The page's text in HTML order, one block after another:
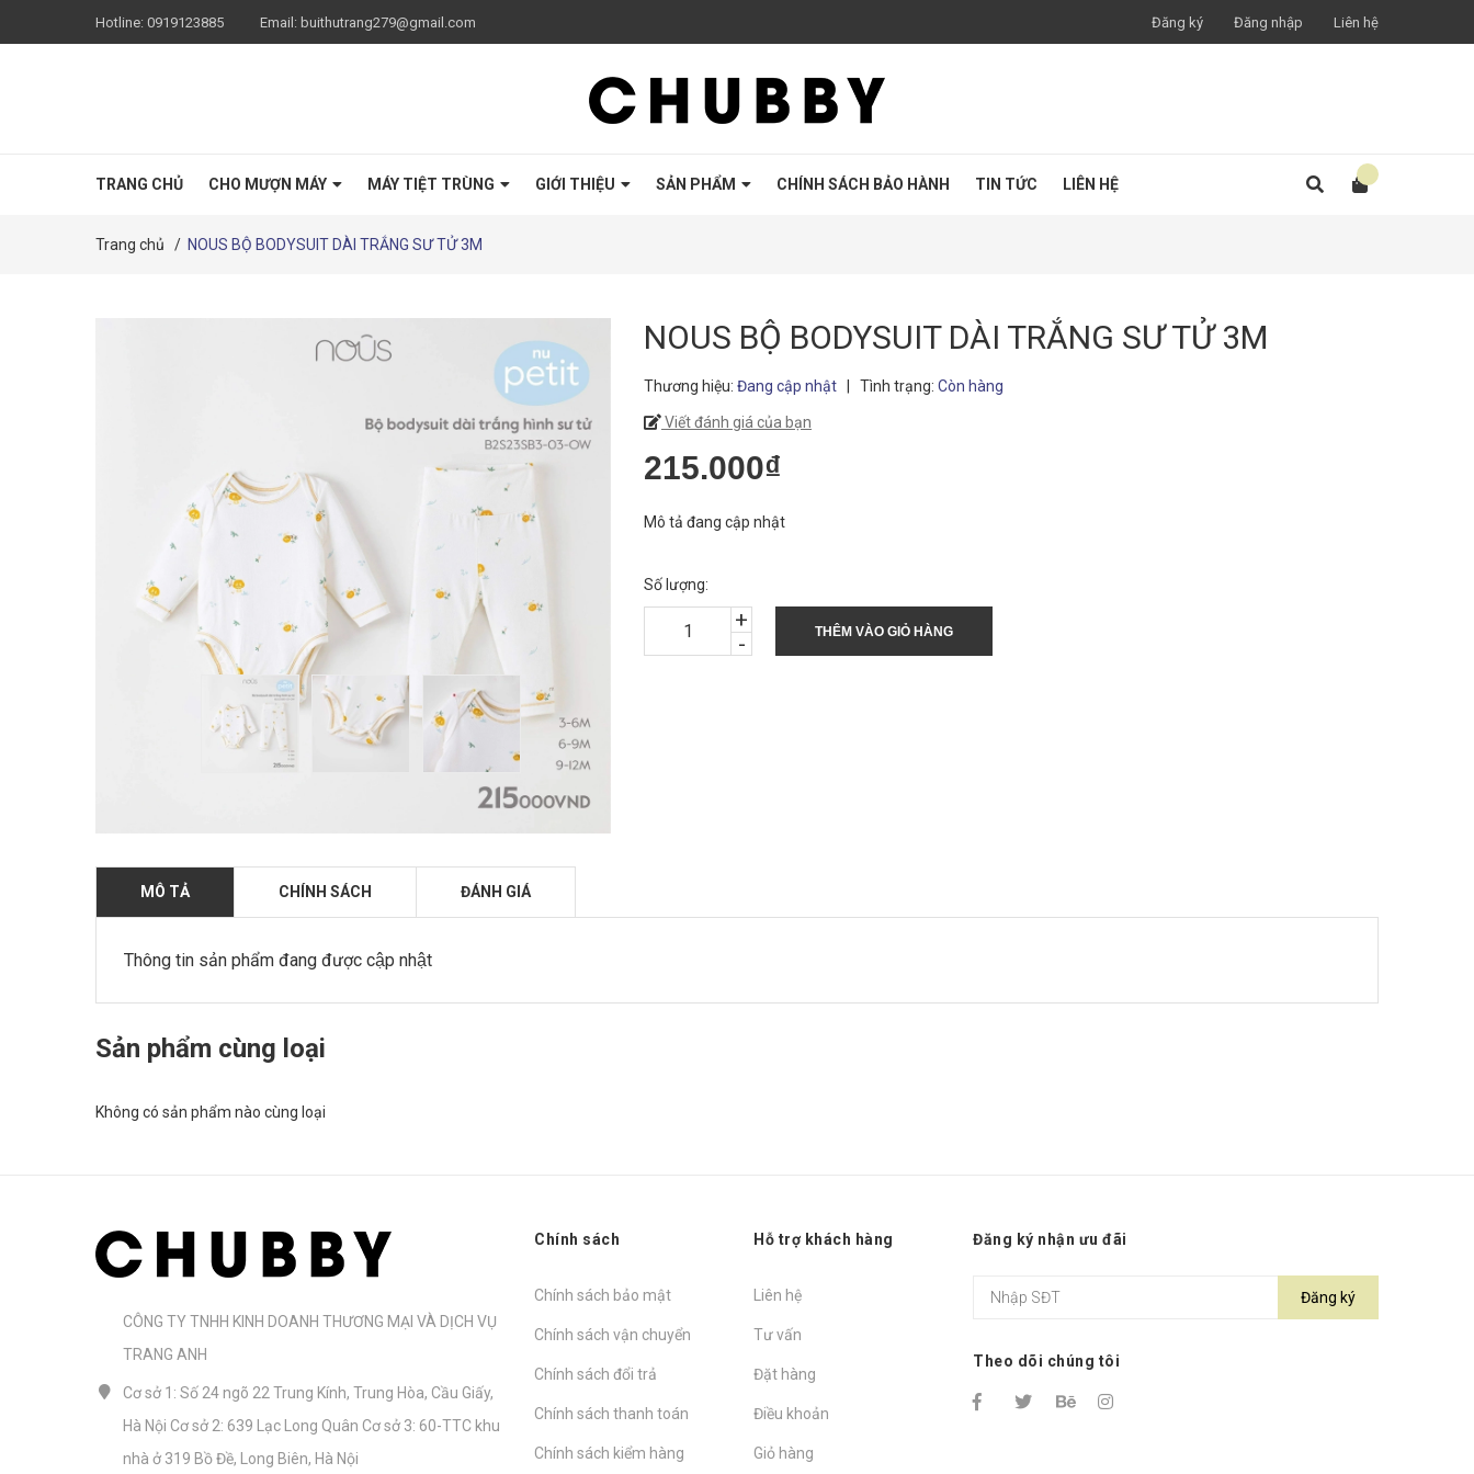
Hotline: 0919123885 Email: buithutrang279@gmail.com Đăng ký Đăng nhập Liên hệ
TRANG CHỦ CHO MƯỢN MÁY MÁY TIỆT TRÙNG GIỚI THIỆU SẢN PHẨM CHÍNH SÁCH BẢO HÀNH TIN TỨC LIÊN HỆ
Trang chủ / NOUS BỘ BODYSUIT DÀI TRẮNG SƯ TỬ 3M
NOUS BỘ BODYSUIT DÀI TRẮNG SƯ TỬ 3M
Thương hiệu: Đang cập nhật Tình trạng: Còn hàng
Viết đánh giá của bạn
215.000₫
Mô tả đang cập nhật
Số lượng:
-
+ THÊM VÀO GIỎ HÀNG
MÔ TẢ CHÍNH SÁCH ĐÁNH GIÁ
Thông tin sản phẩm đang được cập nhật
Sản phẩm cùng loại
Không có sản phẩm nào cùng loại
CÔNG TY TNHH KINH DOANH THƯƠNG MẠI VÀ DỊCH VỤ
TRANG ANH
Cơ sở 1: Số 24 ngõ 22 Trung Kính, Trung Hòa, Cầu Giấy,
Hà Nội Cơ sở 2: 639 Lạc Long Quân Cơ sở 3: 60-TTC khu
nhà ở 319 Bồ Đề, Long Biên, Hà Nội
Chính sách
Chính sách bảo mật
Chính sách vận chuyển
Chính sách đổi trả
Chính sách thanh toán
Chính sách kiểm hàng
Hỗ trợ khách hàng
Liên hệ
Tư vấn
Đặt hàng
Điều khoản
Giỏ hàng
Đăng ký nhận ưu đãi
Đăng ký
Theo dõi chúng tôi